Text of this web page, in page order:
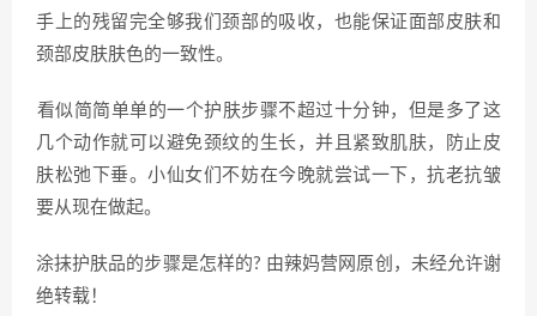
手上的残留完全够我们颈部的吸收，也能保证面部皮肤和
颈部皮肤肤色的一致性。
​看似简简单单的一个护肤步骤不超过十分钟，但是多了这
几个动作就可以避免颈纹的生长，并且紧致肌肤，防止皮
肤松弛下垂。小仙女们不妨在今晚就尝试一下，抗老抗皱
要从现在做起。
涂抹护肤品的步骤是怎样的? 由辣妈营网原创，未经允许谢
绝转载！